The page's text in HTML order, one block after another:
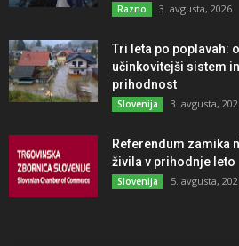
Razno 3. avgusta, 2026
Tri leta po poplavah:
učinkovitejši sistem
prihodnost
Slovenija 3. avgusta,
Referendum zamika
živila v prihodnje leto
Slovenija 5. avgusta,